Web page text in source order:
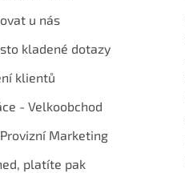
u nás
kladené dotazy
klientů
- Velkoobchod
Marketing
platíte pak